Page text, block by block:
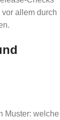
allem durch
Muster: welche